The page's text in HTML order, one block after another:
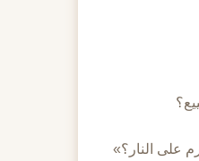
على النار؟»